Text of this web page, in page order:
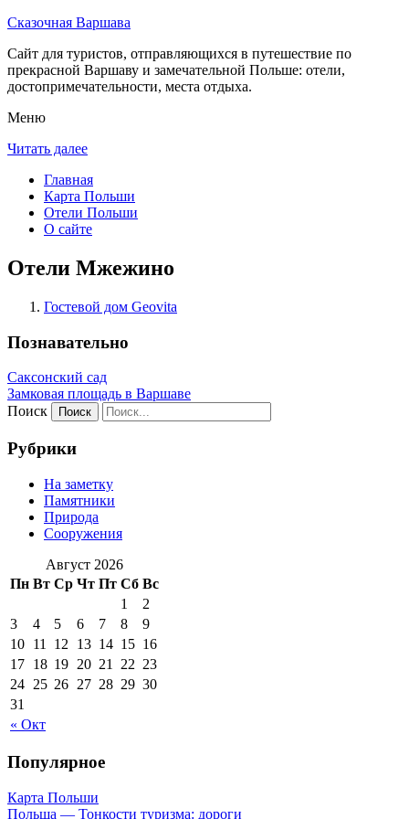
Сказочная Варшава
Сайт для туристов, отправляющихся в путешествие по
прекрасной Варшаву и замечательной Польше: отели,
достопримечательности, места отдыха.
Меню
Читать далее
Главная
Карта Польши
Отели Польши
О сайте
Отели Мжежино
Гостевой дом Geovita
Познавательно
Саксонский сад
Замковая площадь в Варшаве
Поиск
Рубрики
На заметку
Памятники
Природа
Сооружения
Август 2026
Пн Вт Ср Чт Пт Сб Вс
« Окт
1
2
3
4 5 6 7 8
9
10 11 12 13 14 15 16
17 18 19 20 21 22 23
24 25 26 27 28 29 30
31
Популярное
Карта Польши
Польша — Тонкости туризма: дороги